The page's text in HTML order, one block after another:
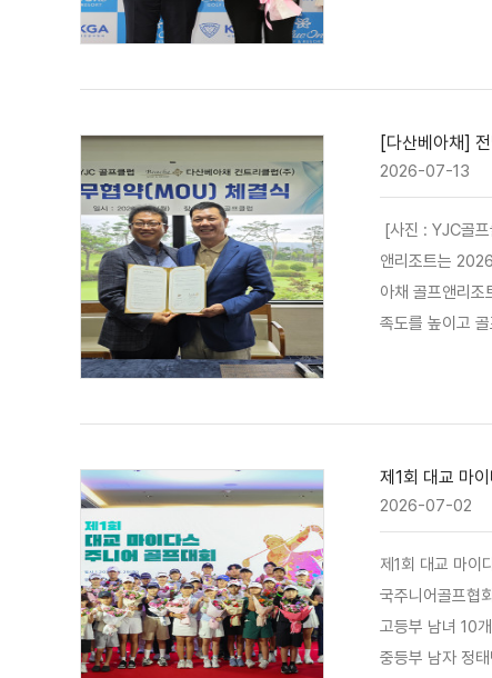
[다산베아채]
2026-07-13
[사진 : YJC골프
앤리조트는
아채 골프앤리
족도를 높이고
제1회 대교 마
2026-07-02
제1회 대교 마이
국주니어골프협
고등부 남녀 10
중등부 남자 정